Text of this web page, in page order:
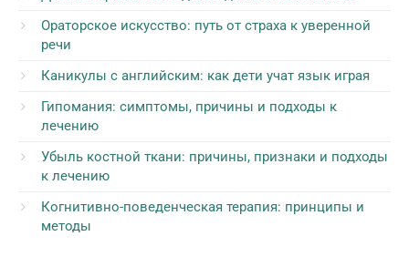
Ораторское искусство: путь от страха к уверенной
речи
Каникулы с английским: как дети учат язык играя
Гипомания: симптомы, причины и подходы к
лечению
Убыль костной ткани: причины, признаки и подходы
к лечению
Когнитивно-поведенческая терапия: принципы и
методы